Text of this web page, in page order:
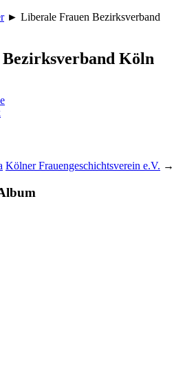
► Liberale Frauen Bezirksverband
Köln
Kölner Frauengeschichtsverein e.V. →